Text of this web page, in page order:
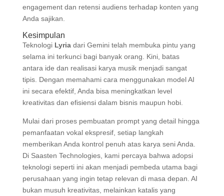
engagement dan retensi audiens terhadap konten yang
Anda sajikan.
Kesimpulan
Teknologi Lyriadari Gemini telah membuka pintu yang
selama ini terkunci bagi banyak orang. Kini, batas
antara ide dan realisasi karya musik menjadi sangat
tipis. Dengan memahami cara menggunakan model AI
ini secara efektif, Anda bisa meningkatkan level
kreativitas dan efisiensi dalam bisnis maupun hobi.
Mulai dari proses pembuatan prompt yang detail hingga
pemanfaatan vokal ekspresif, setiap langkah
memberikan Anda kontrol penuh atas karya seni Anda.
Di Saasten Technologies, kami percaya bahwa adopsi
teknologi seperti ini akan menjadi pembeda utama bagi
perusahaan yang ingin tetap relevan di masa depan. AI
bukan musuh kreativitas, melainkan katalis yang